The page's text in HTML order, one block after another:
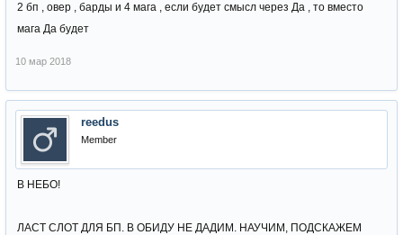
2 бп , овер , барды и 4 мага , если будет смысл через Да , то вместо
мага Да будет
10 мар 2018
reedus
Member
В НЕБО!
ЛАСТ СЛОТ ДЛЯ БП. В ОБИДУ НЕ ДАДИМ. НАУЧИМ, ПОДСКАЖЕМ